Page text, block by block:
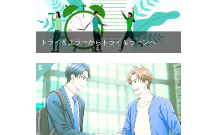
トライ＆エラーからトライ＆ラーンへ